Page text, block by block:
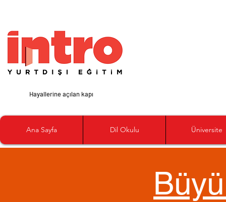
Hayallerine açılan kapı
Ana Sayfa Dil Okulu Üniversite